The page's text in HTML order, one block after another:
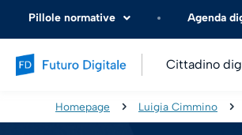
Pillole normative Agenda
Cittadino
Homepage Luigia Cimmino